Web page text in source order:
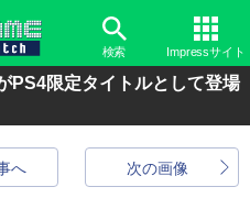
検索 Impressサイト
PS4限定タイトルとして登場
次の画像
へ